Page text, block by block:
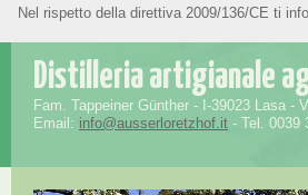
Distilleria artigianale
Fam. Tappeiner Günther - I-39023 Lasa -
Email: info@ausserloretzhof.it - Tel. 0039
» Deutsch | » Italiano
Nel rispetto della direttiva 2009/136/CE ti